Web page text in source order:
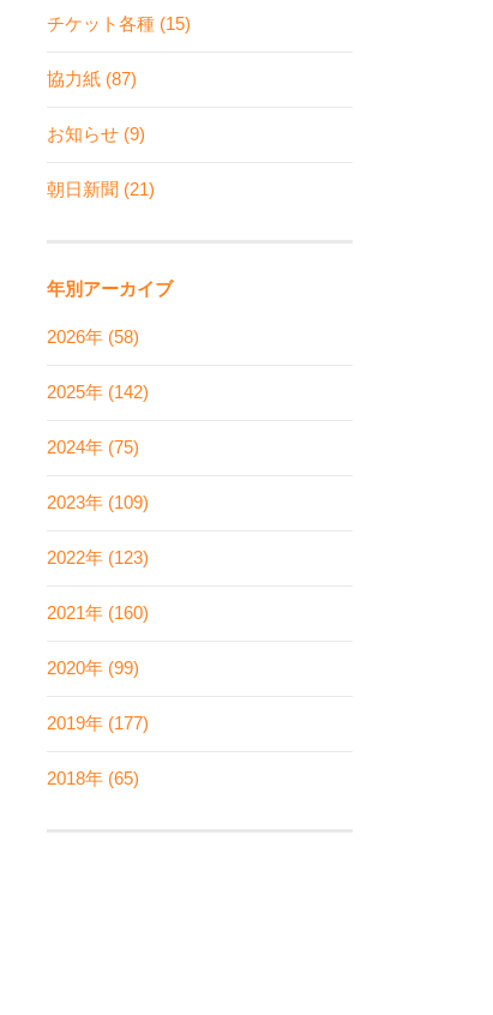
チケット各種 (15)
協力紙 (87)
お知らせ (9)
朝日新聞 (21)
年別アーカイブ
2026年 (58)
2025年 (142)
2024年 (75)
2023年 (109)
2022年 (123)
2021年 (160)
2020年 (99)
2019年 (177)
2018年 (65)